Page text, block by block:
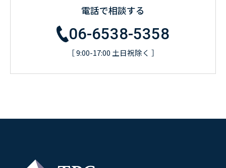
電話で相談する
06-6538-5358
［ 9:00-17:00 土日祝除く ］